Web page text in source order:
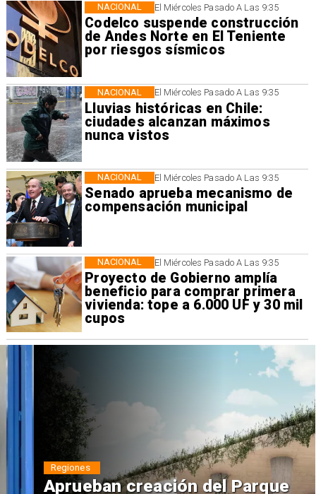
El Miércoles Pasado A Las 9:35
Codelco suspende construcción
de Andes Norte en El Teniente
por riesgos sísmicos
NACIONAL
El Miércoles Pasado A Las 9:35
Lluvias históricas en Chile:
ciudades alcanzan máximos
nunca vistos
NACIONAL
El Miércoles Pasado A Las 9:35
Senado aprueba mecanismo de
compensación municipal
NACIONAL
El Miércoles Pasado A Las 9:35
Proyecto de Gobierno amplía
beneficio para comprar primera
vivienda: tope a 6.000 UF y 30 mil
cupos
NACIONAL
Aprueban creación del Parque
Regiones